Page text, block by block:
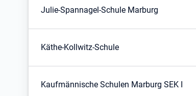
Julie-Spannagel-Schule Marburg
Käthe-Kollwitz-Schule
Kaufmännische Schulen Marburg SEK I